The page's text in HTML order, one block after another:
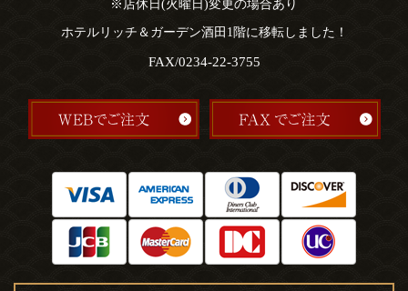
※店休日(火曜日)変更の場合あり
ホテルリッチ＆ガーデン酒田1階に移転しました！
FAX/0234-22-3755